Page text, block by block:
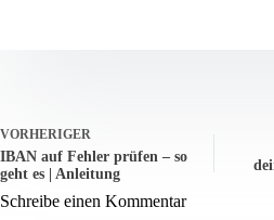
VORHERIGER
IBAN auf Fehler prüfen – so
geht es | Anleitung
Schreibe einen Kommentar